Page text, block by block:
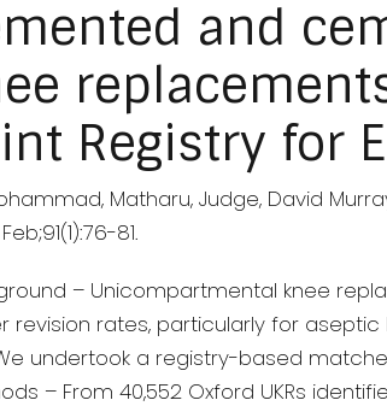
and
Registry for
Matharu, Judge, David
81.
– Unicompartmental knee
revision rates, particularly for
undertook a registry-based
– From 40,552 Oxford UKRs